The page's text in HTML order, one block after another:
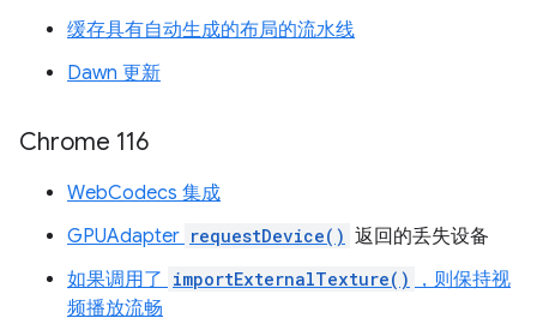
缓存具有自动生成的布局的流水线
Dawn 更新
Chrome 116
WebCodecs 集成
GPUAdapter requestDevice() 返回的丢失设备
如果调用了 importExternalTexture()
，则保持视
频播放流畅